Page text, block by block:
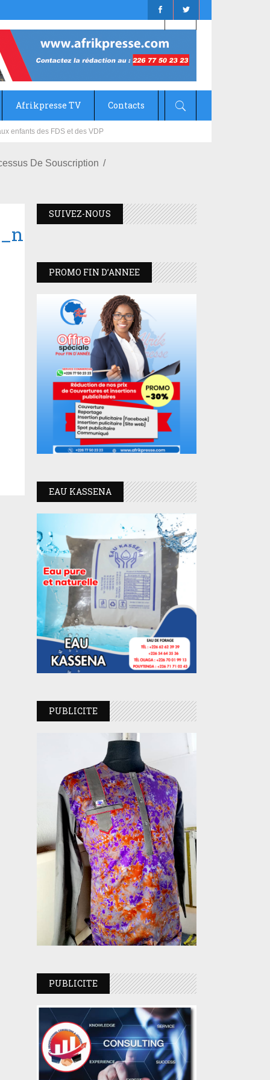
Afrikpresse TV Contacts
De Souscription
SUIVEZ-NOUS
PROMO FIN D’ANNEE
EAU KASSENA
PUBLICITE
PUBLICITE